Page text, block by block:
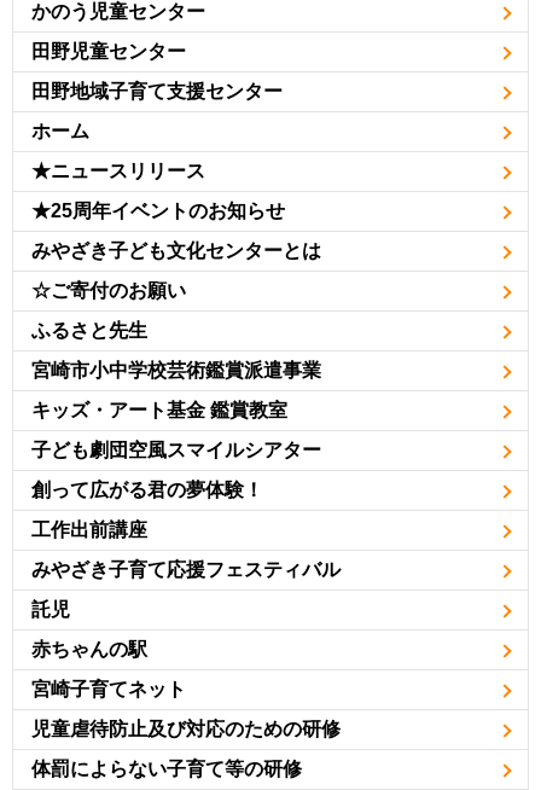
かのう児童センター
田野児童センター
田野地域子育て支援センター
ホーム
★ニュースリリース
★25周年イベントのお知らせ
みやざき子ども文化センターとは
☆ご寄付のお願い
ふるさと先生
宮崎市小中学校芸術鑑賞派遣事業
キッズ・アート基金 鑑賞教室
子ども劇団空風スマイルシアター
創って広がる君の夢体験！
工作出前講座
みやざき子育て応援フェスティバル
託児
赤ちゃんの駅
宮崎子育てネット
児童虐待防止及び対応のための研修
体罰によらない子育て等の研修